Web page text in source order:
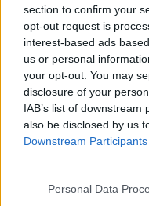
section to confirm your
opt-out request is
interest-based ads
us or personal
your opt-out. You may
disclosure of your
IAB’s list of
also be disclosed by us
Downstream Participants
Please note that this
Personal Data
Kövess minket, és
Facebookon is!